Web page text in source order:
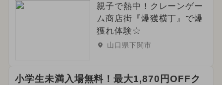
親子で熱中！クレーンゲー
ム商店街『爆獲横丁』で爆
獲れ体験☆
山口県下関市
小学生未満入場無料！最大1,870円OFFク